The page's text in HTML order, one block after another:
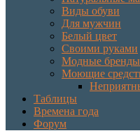
Виды обуви
Для мужчин
Белый цвет
Своими руками
Модные бренды
Моющие
Таблицы
Времена года
Форум